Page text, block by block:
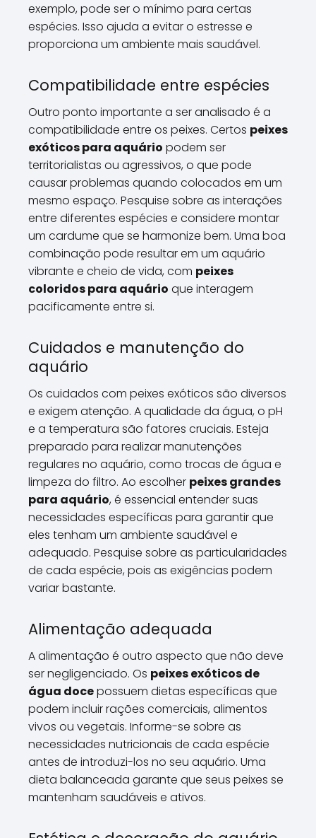
exemplo, pode ser o mínimo para certas
espécies. Isso ajuda a evitar o estresse e
proporciona um ambiente mais saudável.
Compatibilidade entre espécies
Outro ponto importante a ser analisado é a
compatibilidade entre os peixes. Certos peixes
exóticos para aquário podem ser
territorialistas ou agressivos, o que pode
causar problemas quando colocados em um
mesmo espaço. Pesquise sobre as interações
entre diferentes espécies e considere montar
um cardume que se harmonize bem. Uma boa
combinação pode resultar em um aquário
vibrante e cheio de vida, com peixes
coloridos para aquário que interagem
pacificamente entre si.
Cuidados e manutenção do
aquário
Os cuidados com peixes exóticos são diversos
e exigem atenção. A qualidade da água, o pH
e a temperatura são fatores cruciais. Esteja
preparado para realizar manutenções
regulares no aquário, como trocas de água e
limpeza do filtro. Ao escolher peixes grandes
para aquário, é essencial entender suas
necessidades específicas para garantir que
eles tenham um ambiente saudável e
adequado. Pesquise sobre as particularidades
de cada espécie, pois as exigências podem
variar bastante.
Alimentação adequada
A alimentação é outro aspecto que não deve
ser negligenciado. Os peixes exóticos de
água docepossuem dietas específicas que
podem incluir rações comerciais, alimentos
vivos ou vegetais. Informe-se sobre as
necessidades nutricionais de cada espécie
antes de introduzi-los no seu aquário. Uma
dieta balanceada garante que seus peixes se
mantenham saudáveis e ativos.